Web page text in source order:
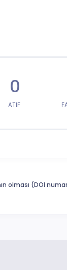
0
ATIF
olması (DOI